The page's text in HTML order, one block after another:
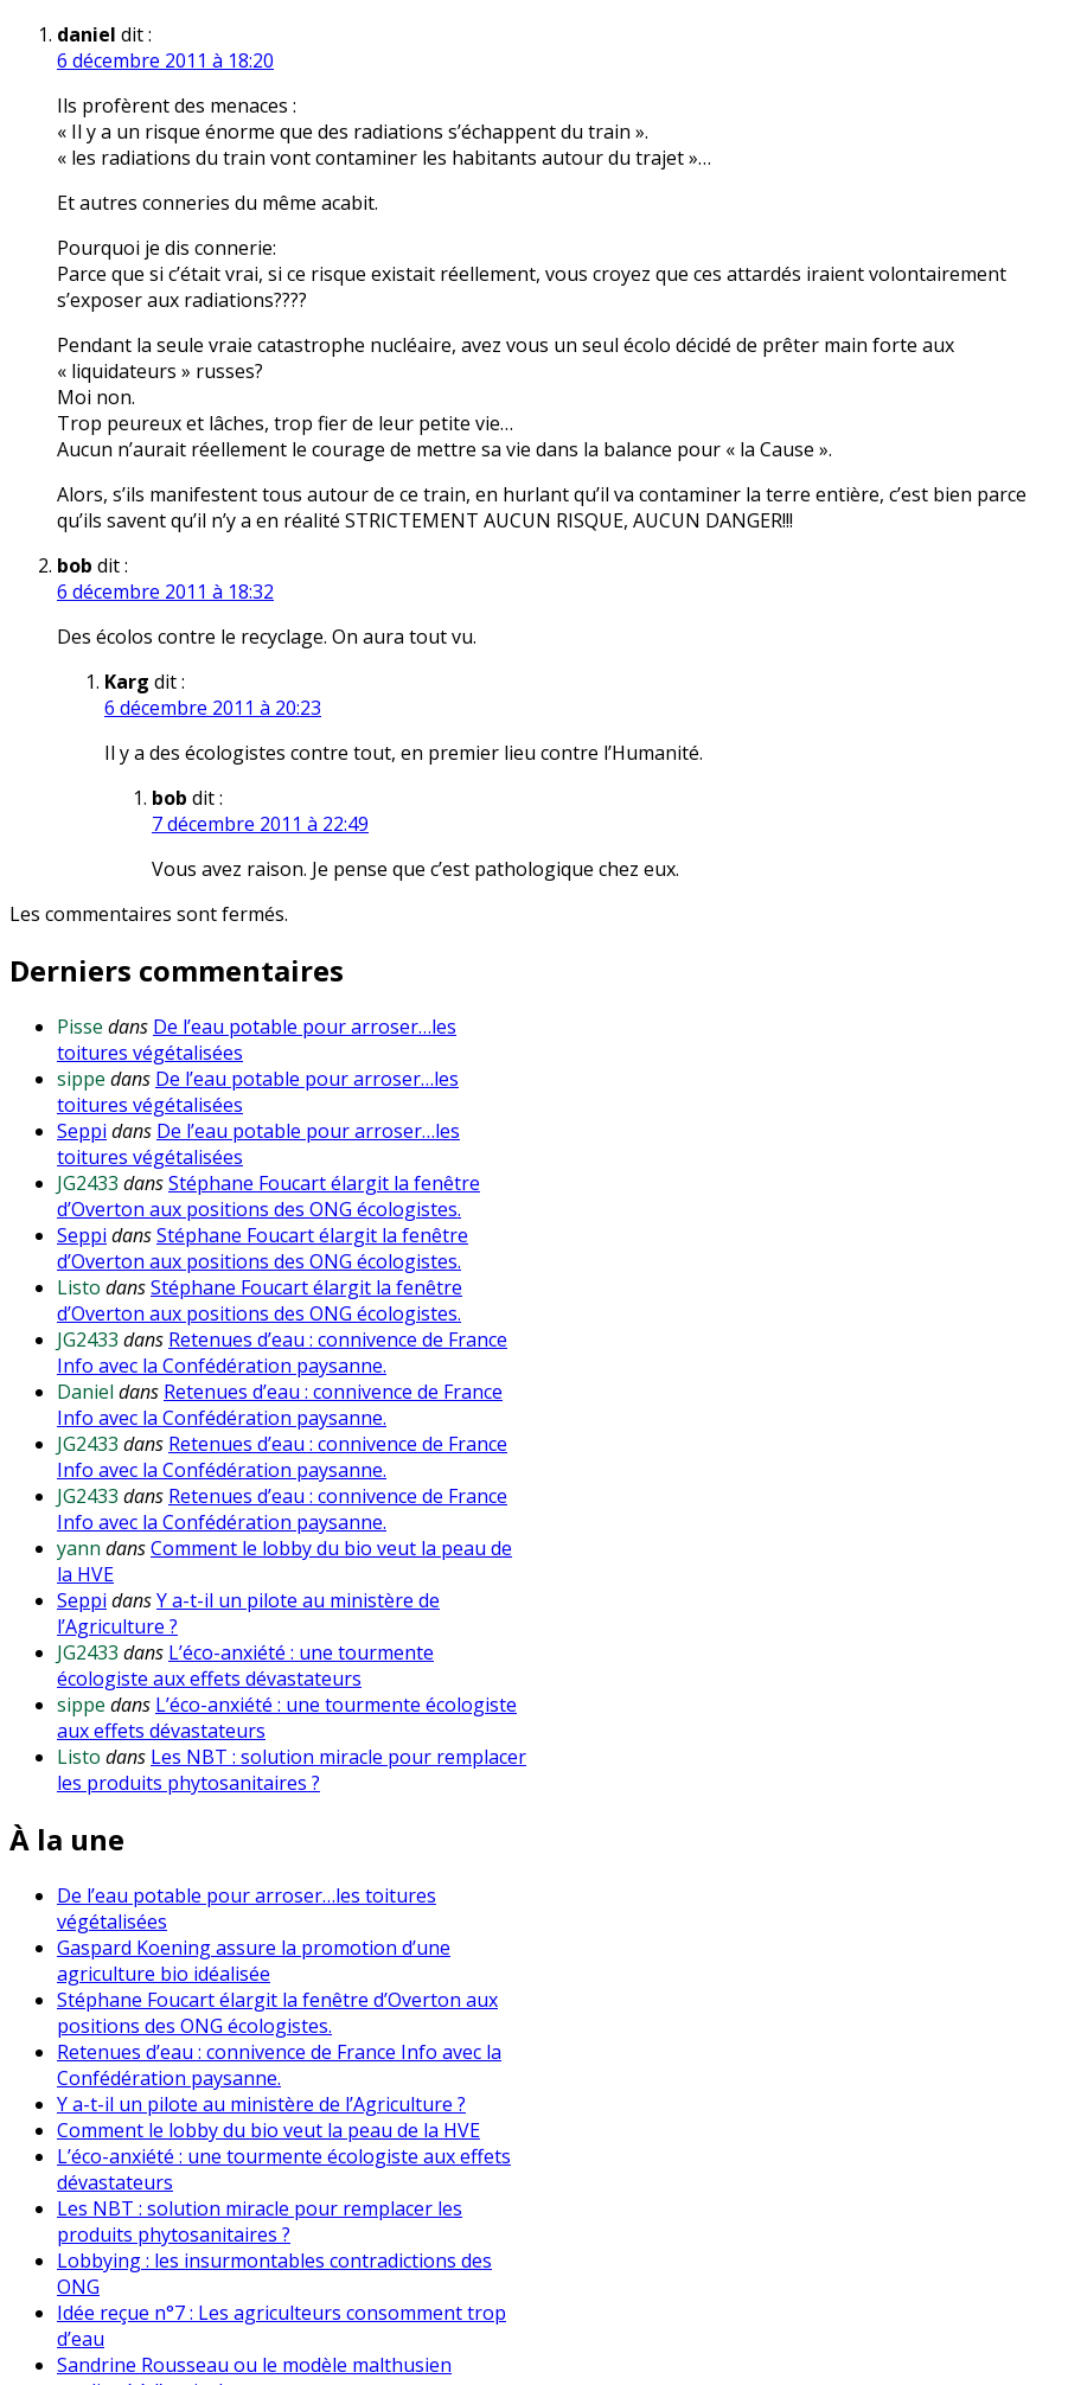
daniel dit :
6 décembre 2011 à 18:20
Ils profèrent des menaces :
« Il y a un risque énorme que des radiations s’échappent du train ».
« les radiations du train vont contaminer les habitants autour du trajet »…
Et autres conneries du même acabit.
Pourquoi je dis connerie:
Parce que si c’était vrai, si ce risque existait réellement, vous croyez que ces attardés iraient volontairement
s’exposer aux radiations????
Pendant la seule vraie catastrophe nucléaire, avez vous un seul écolo décidé de prêter main forte aux
« liquidateurs » russes?
Moi non.
Trop peureux et lâches, trop fier de leur petite vie…
Aucun n’aurait réellement le courage de mettre sa vie dans la balance pour « la Cause ».
Alors, s’ils manifestent tous autour de ce train, en hurlant qu’il va contaminer la terre entière, c’est bien parce
qu’ils savent qu’il n’y a en réalité STRICTEMENT AUCUN RISQUE, AUCUN DANGER!!!
bob dit :
6 décembre 2011 à 18:32
Des écolos contre le recyclage. On aura tout vu.
Karg dit :
6 décembre 2011 à 20:23
Il y a des écologistes contre tout, en premier lieu contre l’Humanité.
bob dit :
7 décembre 2011 à 22:49
Vous avez raison. Je pense que c’est pathologique chez eux.
Les commentaires sont fermés.
Derniers commentaires
Pisse dans De l’eau potable pour arroser…les
toitures végétalisées
sippe dans De l’eau potable pour arroser…les
toitures végétalisées
Seppi dans De l’eau potable pour arroser…les
toitures végétalisées
JG2433 dansStéphane Foucart élargit la fenêtre
d’Overton aux positions des ONG écologistes.
Seppi dansStéphane Foucart élargit la fenêtre
d’Overton aux positions des ONG écologistes.
Listo dansStéphane Foucart élargit la fenêtre
d’Overton aux positions des ONG écologistes.
JG2433 dans Retenues d’eau : connivence de France
Info avec la Confédération paysanne.
Daniel dans Retenues d’eau : connivence de France
Info avec la Confédération paysanne.
JG2433 dans Retenues d’eau : connivence de France
Info avec la Confédération paysanne.
JG2433 dans Retenues d’eau : connivence de France
Info avec la Confédération paysanne.
yann dansComment le lobby du bio veut la peau de
la HVE
Seppi dansY a-t-il un pilote au ministère de
l’Agriculture ?
JG2433 dans L’éco-anxiété : une tourmente
écologiste aux effets dévastateurs
sippe dans L’éco-anxiété : une tourmente écologiste
aux effets dévastateurs
Listo dans Les NBT : solution miracle pour remplacer
les produits phytosanitaires ?
À la une
De l’eau potable pour arroser…les toitures
végétalisées
Gaspard Koening assure la promotion d’une
agriculture bio idéalisée
Stéphane Foucart élargit la fenêtre d’Overton aux
positions des ONG écologistes.
Retenues d’eau : connivence de France Info avec la
Confédération paysanne.
Y a-t-il un pilote au ministère de l’Agriculture ?
Comment le lobby du bio veut la peau de la HVE
L’éco-anxiété : une tourmente écologiste aux effets
dévastateurs
Les NBT : solution miracle pour remplacer les
produits phytosanitaires ?
Lobbying : les insurmontables contradictions des
ONG
Idée reçue n°7 : Les agriculteurs consomment trop
d’eau
Sandrine Rousseau ou le modèle malthusien